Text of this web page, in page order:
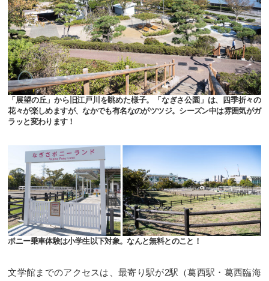
「展望の丘」から旧江戸川を眺めた様子。「なぎさ公園」は、四季折々の
花々が楽しめますが、なかでも有名なのがツツジ。シーズン中は雰囲気がガ
ラッと変わります！
ポニー乗車体験は小学生以下対象。なんと無料とのこと！
文学館までのアクセスは、最寄り駅が2駅（葛西駅・葛西臨海